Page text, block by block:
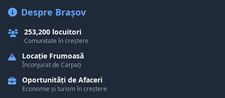
Despre Brașov
253,200 locuitori
Comunitate în creștere
Locație Frumoasă
Înconjurat de Carpați
Oportunități de Afaceri
Economie și turism în creștere